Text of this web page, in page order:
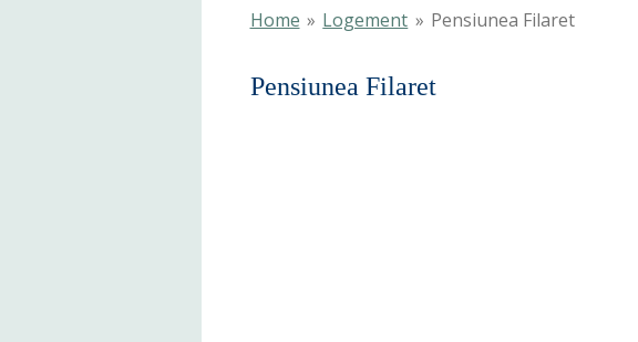
Home » Logement » Pensiunea Filaret
Pensiunea Filaret